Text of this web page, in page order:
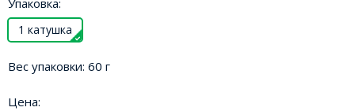
Упаковка:
1 катушка
Вес упаковки: 60 г
Цена: